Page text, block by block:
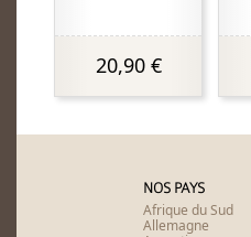
20,90 €
NOS PAYS
Afrique du Sud
Allemagne